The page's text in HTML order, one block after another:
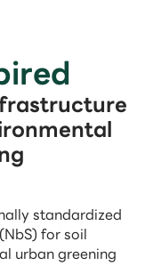
standardized
for soil
urban greening